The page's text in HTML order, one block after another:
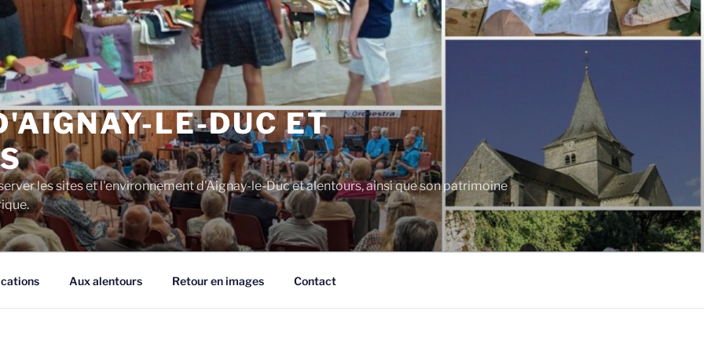
LE-DUC ET
les sites et l'environnement d'Aignay-le-Duc et alentours, ainsi que son patrimoine
Aux alentours Retour en images Contact